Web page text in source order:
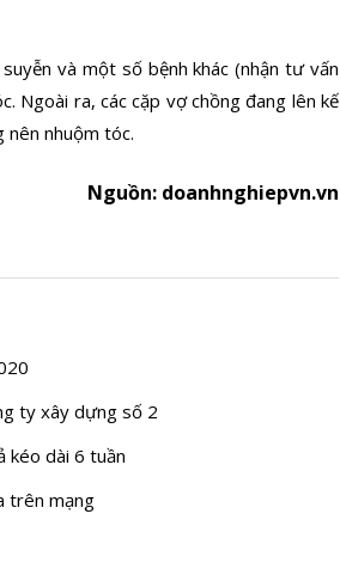
và một số bệnh khác (nhận tư vấn
Ngoài ra, các cặp vợ chồng đang lên kế
nên nhuộm tóc.
Nguồn: doanhnghiepvn.vn
ty xây dựng số 2
kéo dài 6 tuần
trên mạng